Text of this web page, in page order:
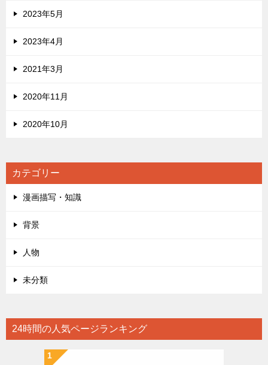
2023年5月
2023年4月
2021年3月
2020年11月
2020年10月
カテゴリー
漫画描写・知識
背景
人物
未分類
24時間の人気ページランキング